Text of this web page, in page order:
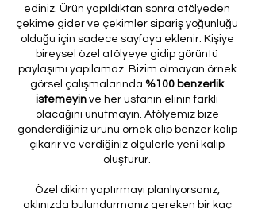
ediniz. Ürün yapıldıktan sonra atölyeden
çekime gider ve çekimler sipariş yoğunluğu
olduğu için sadece sayfaya eklenir. Kişiye
bireysel özel atölyeye gidip görüntü
paylaşımı yapılamaz. Bizim olmayan örnek
görsel çalışmalarında %100 benzerlik
istemeyin ve her ustanın elinin farklı
olacağını unutmayın. Atölyemiz bize
gönderdiğiniz ürünü örnek alıp benzer kalıp
çıkarır ve verdiğiniz ölçülerle yeni kalıp
oluşturur.
Özel dikim yaptırmayı planlıyorsanız,
aklınızda bulundurmanız gereken bir kaç